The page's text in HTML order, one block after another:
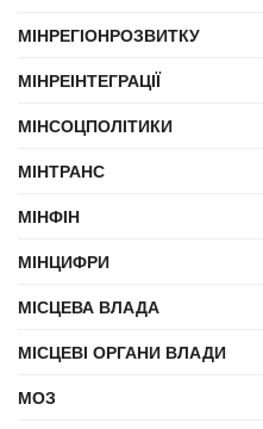
МІНРЕГІОНРОЗВИТКУ
МІНРЕІНТЕГРАЦІЇ
МІНСОЦПОЛІТИКИ
МІНТРАНС
МІНФІН
МІНЦИФРИ
МІСЦЕВА ВЛАДА
МІСЦЕВІ ОРГАНИ ВЛАДИ
МОЗ